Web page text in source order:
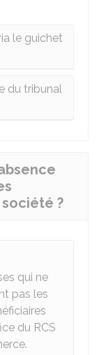
le guichet
du tribunal
?
qui ne
pas les
du RCS